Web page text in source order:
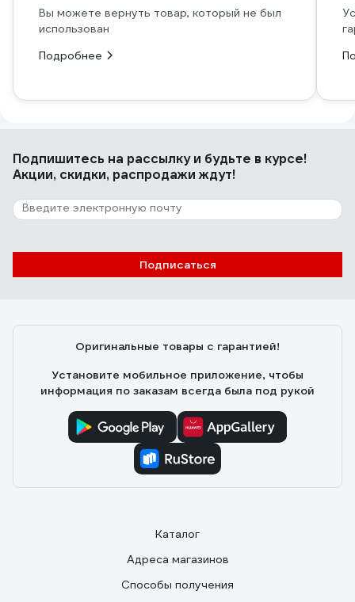
Вы можете вернуть товар, который не был
использован
Подробнее
Подпишитесь на рассылкуи будьте в курсе!
Акции, скидки, распродажи ждут!
Подписаться
Оригинальные товары с гарантией!
Установите мобильное приложение, чтобы
информация по заказам всегда была под рукой
Каталог
Адреса магазинов
Способы получения